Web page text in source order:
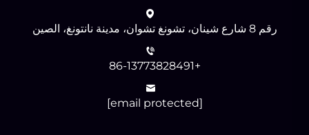
رقم 8 شارع شينان، تشونغ تشوان، مدينة نانتونغ، الصين
+86-13773828491
[email protected]